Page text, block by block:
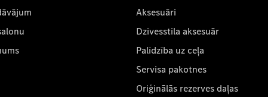
Aksesuāri
Dzīvesstila aksesuār
Palīdzība uz ceļa
Servisa pakotnes
Oriģinālās rezerves daļas